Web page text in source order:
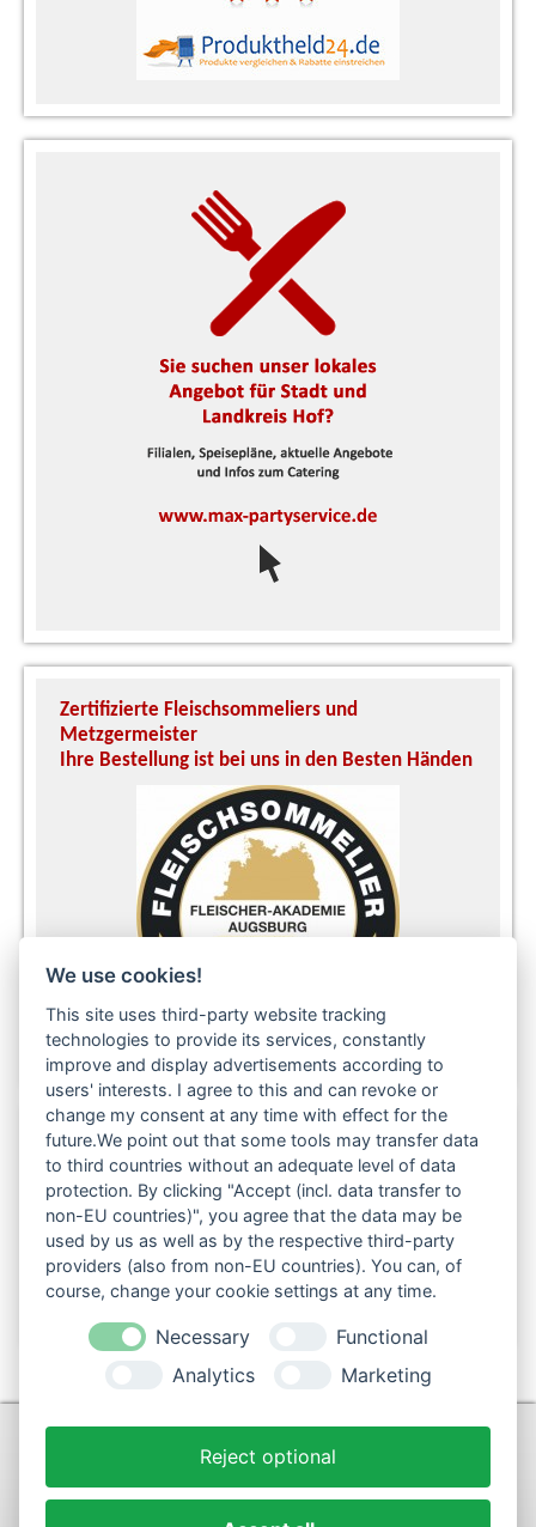
We use cookies!
This site uses third-party website tracking
technologies to provide its services, constantly
improve and display advertisements according to
users' interests. I agree to this and can revoke or
change my consent at any time with effect for the
future.We point out that some tools may transfer data
to third countries without an adequate level of data
protection. By clicking "Accept (incl. data transfer to
non-EU countries)", you agree that the data may be
used by us as well as by the respective third-party
providers (also from non-EU countries). You can, of
course, change your cookie settings at any time.
Necessary
Functional
Analytics
Marketing
Reject optional
Zertifizierte Fleischsommeliers und
Metzgermeister
Ihre Bestellung ist bei uns in den Besten Händen
Folgen Sie uns auch in den sozialen Netzwerken:
+49 (0)9281-70900
post@max-wurst.de